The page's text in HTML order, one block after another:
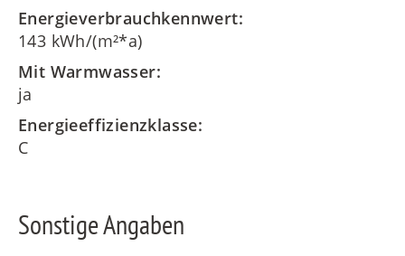
Energieverbrauchkennwert:
143 kWh/(m²*a)
Mit Warmwasser:
ja
Energieeffizienzklasse:
C
Sonstige Angaben